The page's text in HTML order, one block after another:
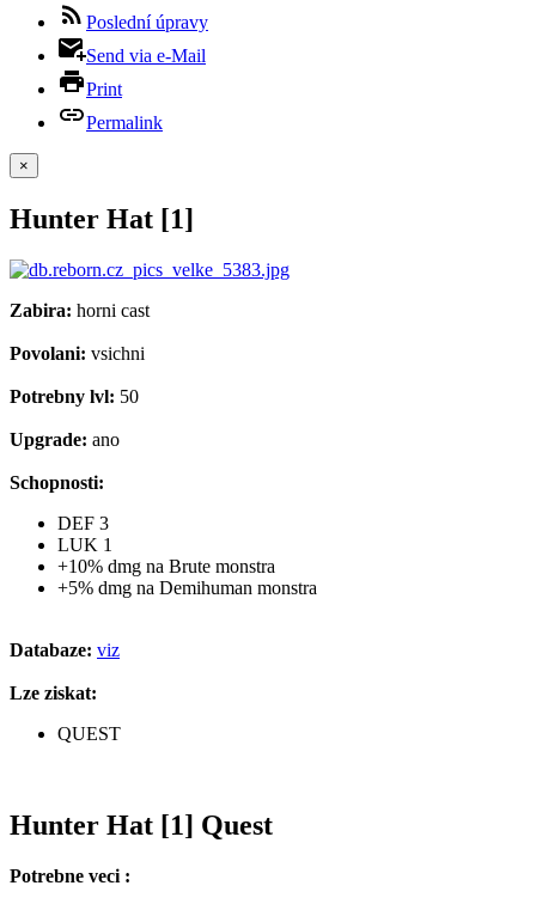
Poslední úpravy
Send via e-Mail
Print
Permalink
×
Hunter Hat [1]
Zabira: horni cast
Povolani: vsichni
Potrebny lvl: 50
Upgrade: ano
Schopnosti:
DEF 3
LUK 1
+10% dmg na Brute monstra
+5% dmg na Demihuman monstra
Databaze: viz
Lze ziskat:
QUEST
Hunter Hat [1] Quest
Potrebne veci :